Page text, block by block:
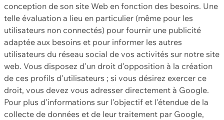
conception de son site Web en fonction des besoins. Une
telle évaluation a lieu en particulier (même pour les
utilisateurs non connectés) pour fournir une publicité
adaptée aux besoins et pour informer les autres
utilisateurs du réseau social de vos activités sur notre site
web. Vous disposez d'un droit d'opposition à la création
de ces profils d'utilisateurs ; si vous désirez exercer ce
droit, vous devez vous adresser directement à Google.
Pour plus d'informations sur l'objectif et l'étendue de la
collecte de données et de leur traitement par Google,